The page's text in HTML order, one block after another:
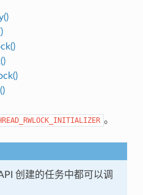
。
创建的任务中都可以调